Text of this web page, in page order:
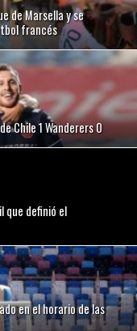
de Marsella y se
francés
Chile 1 Wanderers 0
que definió el
en el horario de las